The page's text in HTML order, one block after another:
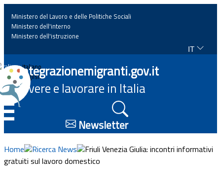
Home
News
Approfondimenti
Eventi
Ministero del Lavoro e delle Politiche Sociali
Ministero dell'interno
Ministero dell'istruzione
IT
Italiano
English
Integrazionemigranti.gov.it
Vivere e lavorare in Italia
Newsletter
Home Ricerca News
Friuli Venezia Giulia: incontri informativi
gratuiti sul lavoro domestico